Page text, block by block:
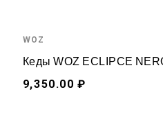
WOZ
Кеды WOZ ECLIPCE
9,350.00 ₽